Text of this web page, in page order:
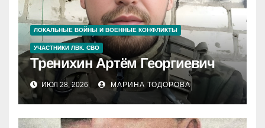
ЛОКАЛЬНЫЕ ВОЙНЫ И ВОЕННЫЕ КОНФЛИКТЫ
УЧАСТНИКИ ЛВК. СВО
Тренихин Артём Георгиевич
ИЮЛ 28, 2026 МАРИНА ТОДОРОВА